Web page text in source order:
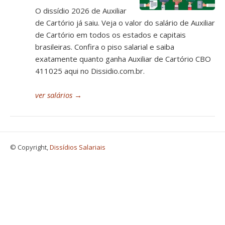
O dissídio 2026 de Auxiliar
de Cartório já saiu. Veja o valor do salário de Auxiliar
de Cartório em todos os estados e capitais
brasileiras. Confira o piso salarial e saiba
exatamente quanto ganha Auxiliar de Cartório CBO
411025 aqui no Dissidio.com.br.
ver salários →
© Copyright,Dissídios Salariais